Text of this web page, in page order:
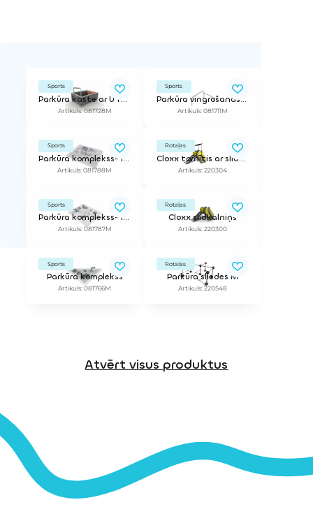
Sports
Parkūra kaste ar U formas stieni
Artikuls: 081728M
Sports
Parkūra vingrošanas stienis, zems
Artikuls: 081711M
Sports
Parkūra komplekss- Izkārtojums S2
Artikuls: 081788M
Rotaļas
Cloxx tornītis ar slidkalniņu
Artikuls: 220304
Sports
Parkūra komplekss- Izkārtojums L2
Artikuls: 081787M
Rotaļas
Cloxx slidkalniņš
Artikuls: 220300
Sports
Parkūra komplekss
Artikuls: 081766M
Rotaļas
Parkūra sliedes M
Artikuls: 220548
Atvērt visus produktus